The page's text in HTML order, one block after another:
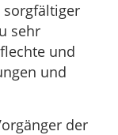
sorgfältiger
sehr
und
und
der